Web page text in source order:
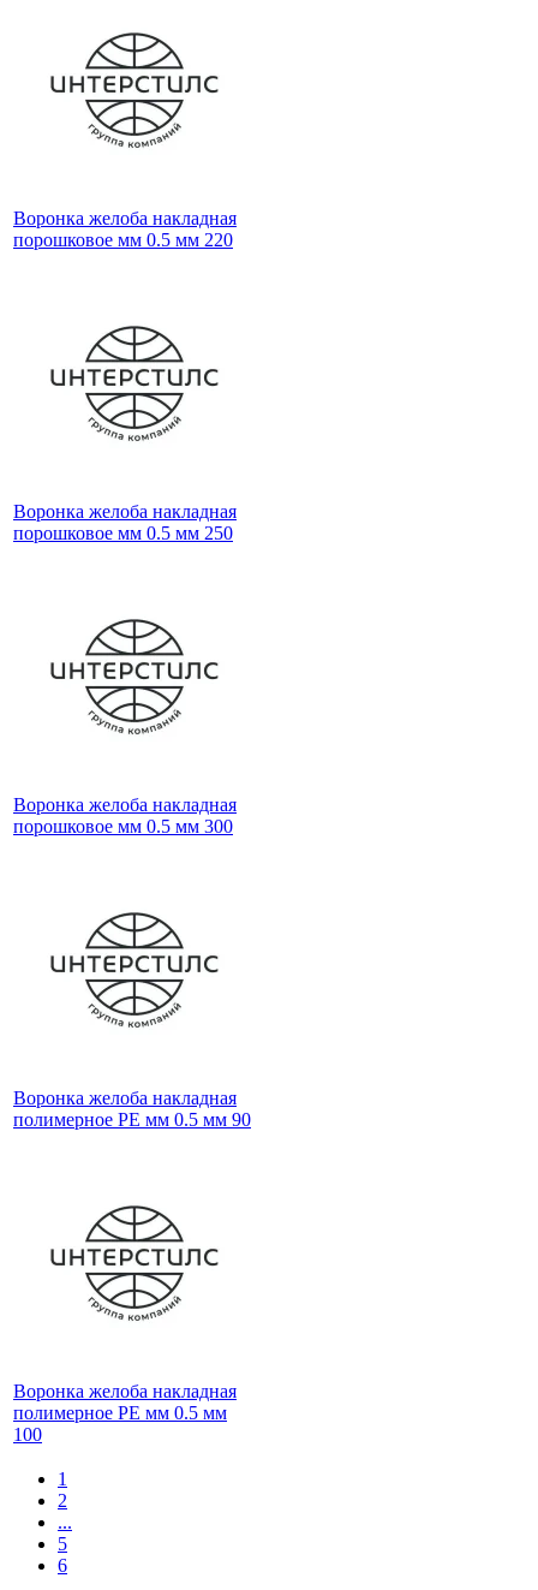
Воронка желоба накладная
порошковое мм 0.5 мм 220
Воронка желоба накладная
порошковое мм 0.5 мм 250
Воронка желоба накладная
порошковое мм 0.5 мм 300
Воронка желоба накладная
полимерное PE мм 0.5 мм 90
Воронка желоба накладная
полимерное PE мм 0.5 мм
100
1
2
...
5
6